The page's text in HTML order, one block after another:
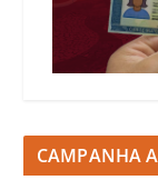
CAMPANHA